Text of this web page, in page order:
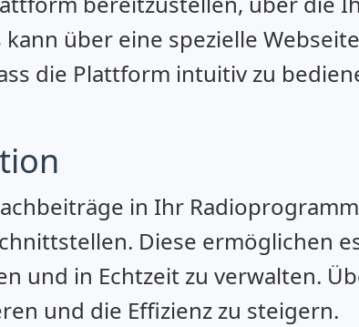
über eine spezielle
die Plattform intuitiv zu
in Ihr
Diese ermöglichen
und in Echtzeit zu verwalten.
und die Effizienz zu steigern.